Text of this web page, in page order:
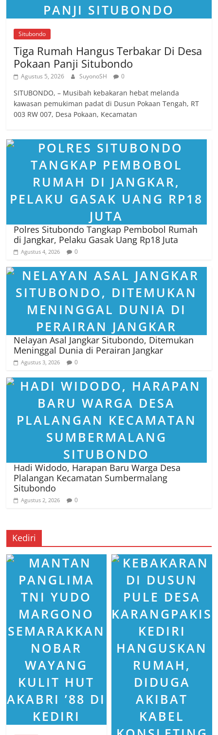
Situbondo
Tiga Rumah Hangus Terbakar Di Desa
Pokaan Panji Situbondo
Agustus 5, 2026 SuyonoSH 0
SITUBONDO, – Musibah kebakaran hebat melanda
kawasan pemukiman padat di Dusun Pokaan Tengah, RT
003 RW 007, Desa Pokaan, Kecamatan
Polres Situbondo Tangkap Pembobol Rumah
di Jangkar, Pelaku Gasak Uang Rp18 Juta
Agustus 4, 2026 0
Nelayan Asal Jangkar Situbondo, Ditemukan
Meninggal Dunia di Perairan Jangkar
Agustus 3, 2026 0
Hadi Widodo, Harapan Baru Warga Desa
Plalangan Kecamatan Sumbermalang
Situbondo
Agustus 2, 2026 0
Kediri